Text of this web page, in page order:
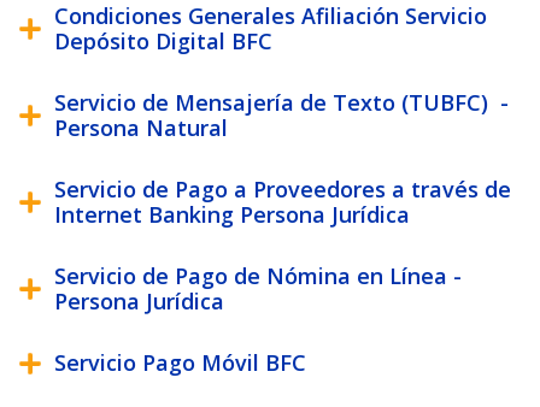
Condiciones Generales Afiliación Servicio
Depósito Digital BFC
Servicio de Mensajería de Texto (TUBFC) -
Persona Natural
Servicio de Pago a Proveedores a través de
Internet Banking Persona Jurídica
Servicio de Pago de Nómina en Línea -
Persona Jurídica
Servicio Pago Móvil BFC